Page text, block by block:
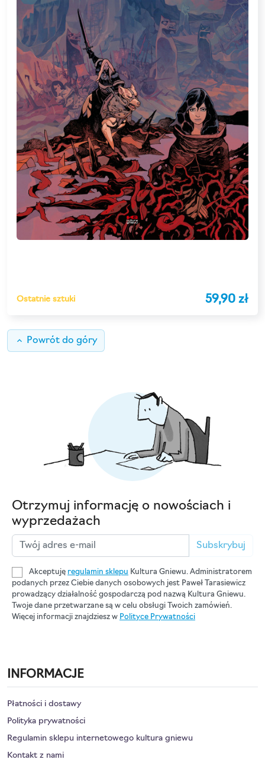
Ostatnie sztuki 59,90 zł
keyboard_arrow_up Powrót do góry
Otrzymuj informację o nowościach i
wyprzedażach
Subskrybuj
Akceptuję regulamin sklepu Kultura Gniewu. Administratorem
podanych przez Ciebie danych osobowych jest Paweł Tarasiewicz
prowadzący działalność gospodarczą pod nazwą Kultura Gniewu.
Twoje dane przetwarzane są w celu obsługi Twoich zamówień.
Więcej informacji znajdziesz w Polityce Prywatności
INFORMACJE
Płatności i dostawy
Polityka prywatności
Regulamin sklepu internetowego kultura gniewu
Kontakt z nami